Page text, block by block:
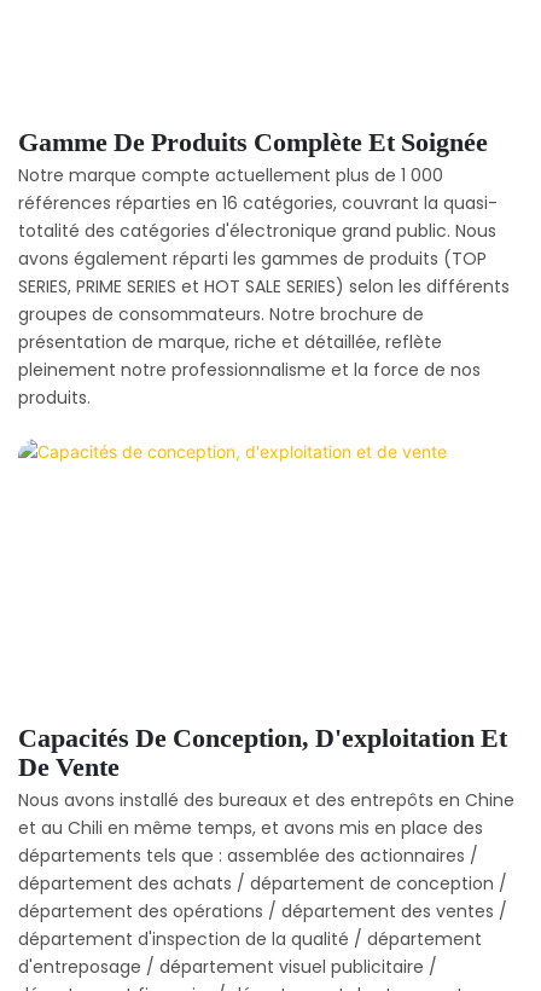
Gamme De Produits Complète Et Soignée
Notre marque compte actuellement plus de 1 000
références réparties en 16 catégories, couvrant la quasi-
totalité des catégories d'électronique grand public. Nous
avons également réparti les gammes de produits (TOP
SERIES, PRIME SERIES et HOT SALE SERIES) selon les différents
groupes de consommateurs. Notre brochure de
présentation de marque, riche et détaillée, reflète
pleinement notre professionnalisme et la force de nos
produits.
Capacités De Conception, D'exploitation Et
De Vente
Nous avons installé des bureaux et des entrepôts en Chine
et au Chili en même temps, et avons mis en place des
départements tels que : assemblée des actionnaires /
département des achats / département de conception /
département des opérations / département des ventes /
département d'inspection de la qualité / département
d'entreposage / département visuel publicitaire /